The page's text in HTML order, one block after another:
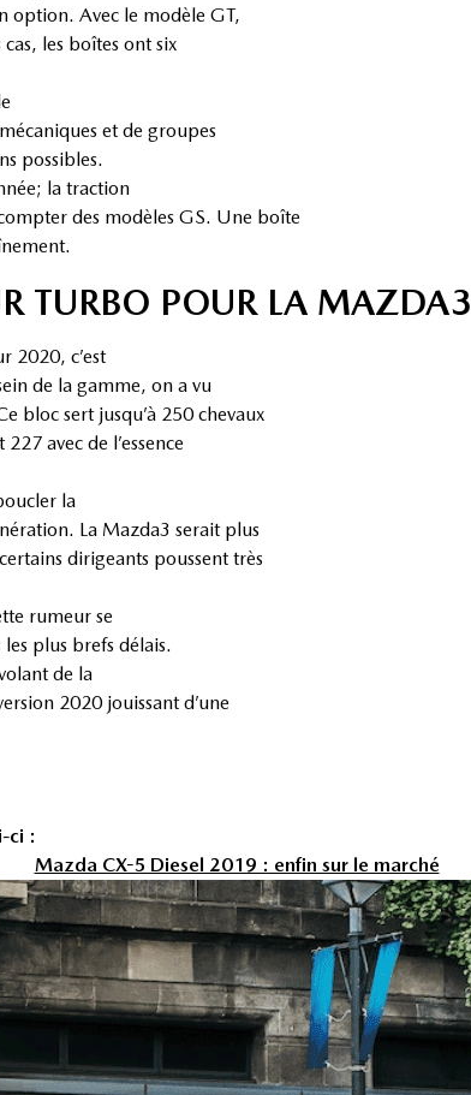
option. Avec le modèle GT,
les boîtes ont six
et de groupes
possibles.
la traction
des modèles GS. Une boîte
TURBO POUR LA MAZDA3
2020, c’est
de la gamme, on a vu
bloc sert jusqu’à 250 chevaux
avec de l’essence
la
La Mazda3 serait plus
dirigeants poussent très
rumeur se
plus brefs délais.
de la
2020 jouissant d’une
ci :
Mazda CX-5 Diesel 2019 : enfin sur le marché